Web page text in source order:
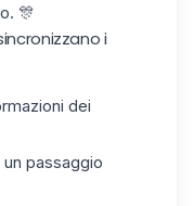
🎊
i
dei
passaggio